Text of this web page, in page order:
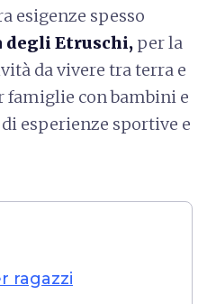
esigenze spesso
degli Etruschi, per la
da vivere tra terra e
famiglie con bambini e
esperienze sportive e
ragazzi